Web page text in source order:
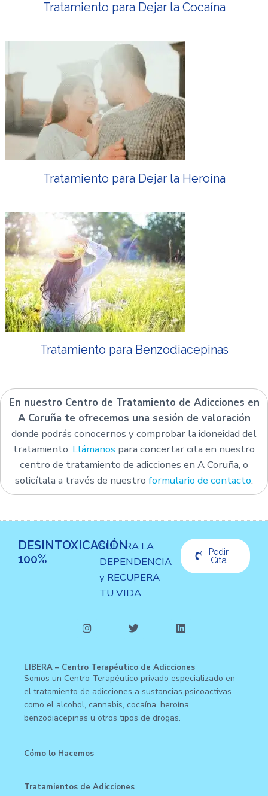
Tratamiento para Dejar la Cocaína
Tratamiento para Dejar la Heroína
Tratamiento para Benzodiacepinas
En nuestro Centro de Tratamiento de Adicciones en
A Coruña te ofrecemos una sesión de valoración
donde podrás conocernos y comprobar la idoneidad del
tratamiento. Llámanos para concertar cita en nuestro
centro de tratamiento de adicciones en A Coruña, o
solicítala a través de nuestro formulario de contacto.
DESINTOXICACIÓN
100%
SUPERA LA
DEPENDENCIA
y RECUPERA
TU VIDA
Pedir
Cita
LIBERA – Centro Terapéutico de Adicciones
Somos un Centro Terapéutico privado especializado en
el tratamiento de adicciones a sustancias psicoactivas
como el alcohol, cannabis, cocaína, heroína,
benzodiacepinas u otros tipos de drogas.
Cómo lo Hacemos
Tratamientos de Adicciones